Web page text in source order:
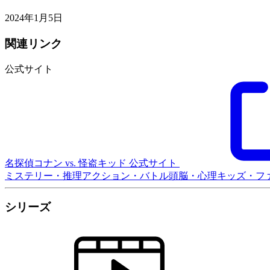
2024年1月5日
関連リンク
公式サイト
名探偵コナン vs. 怪盗キッド 公式サイト
ミステリー・推理アクション・バトル頭脳・心理キッズ・フ
シリーズ